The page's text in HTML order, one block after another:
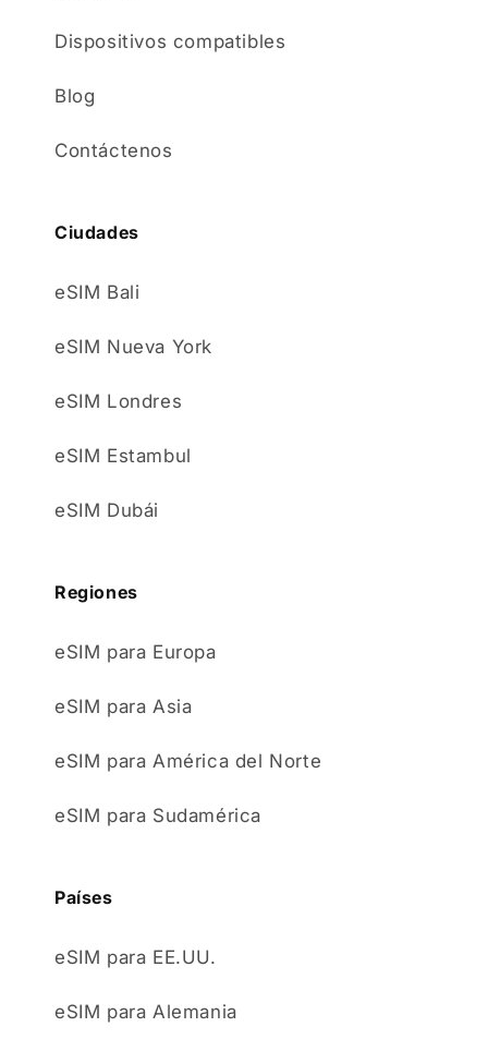
Dispositivos compatibles
Blog
Contáctenos
Ciudades
eSIM Bali
eSIM Nueva York
eSIM Londres
eSIM Estambul
eSIM Dubái
Regiones
eSIM para Europa
eSIM para Asia
eSIM para América del Norte
eSIM para Sudamérica
Países
eSIM para EE.UU.
eSIM para Alemania